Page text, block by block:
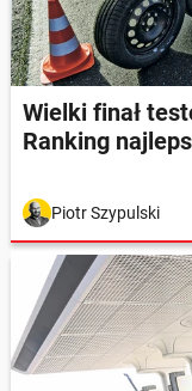
Wielki finał
Ranking
Piotr Szypulski